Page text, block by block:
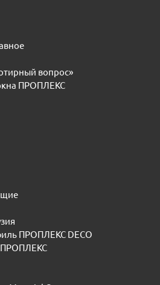
вопрос»
ПРОПЛЕКС
ПРОПЛЕКС DECO
ПРОПЛЕКС